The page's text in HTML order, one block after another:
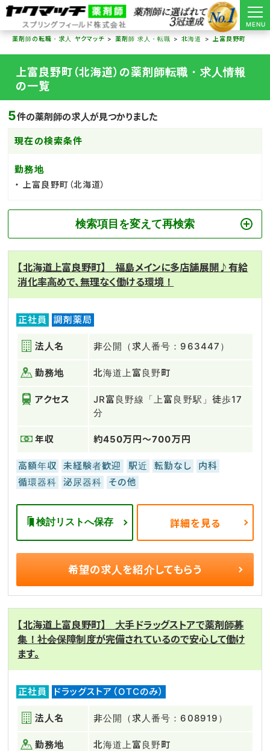
MENU
薬剤師の転職・求人 ヤクマッチ
薬剤師 求人・転職 北海道 上富良野町
上富良野町（北海道）の薬剤師転職・求人情報
の一覧
5件の薬剤師の求人が見つかりました
現在の検索条件
勤務地
上富良野町（北海道）
検索項目を変えて再検索
【北海道上富良野町】 福島メインに多店舗展開♪有給
消化率高めで、無理なく働ける環境！
正社員 調剤薬局
法人名 非公開（求人番号：963447）
勤務地 北海道上富良野町
アクセス
JR富良野線「上富良野駅」徒歩17
分
年収 約450万円～700万円
高額年収 未経験者歓迎 駅近 転勤なし
内科
循環器科
泌尿器科 その他
検討リストへ保存 詳細を見る
希望の求人を紹介してもらう
【北海道上富良野町】 大手ドラッグストアで薬剤師募
集！社会保障制度が完備されているので安心して働け
ます。
正社員 ドラッグストア（OTCのみ）
法人名 非公開（求人番号：608919）
勤務地 北海道上富良野町